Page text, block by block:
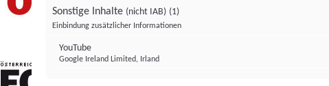
FONDS professionell
Sonstige Inhalte (nicht IAB) (1)
Einbindung zusätzlicher Informationen
YouTube
Google Ireland Limited, Irland